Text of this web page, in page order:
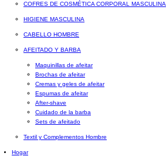
COFRES DE COSMÉTICA CORPORAL MASCULINA
HIGIENE MASCULINA
CABELLO HOMBRE
AFEITADO Y BARBA
Maquinillas de afeitar
Brochas de afeitar
Cremas y geles de afeitar
Espumas de afeitar
After-shave
Cuidado de la barba
Sets de afeitado
Textil y Complementos Hombre
Hogar